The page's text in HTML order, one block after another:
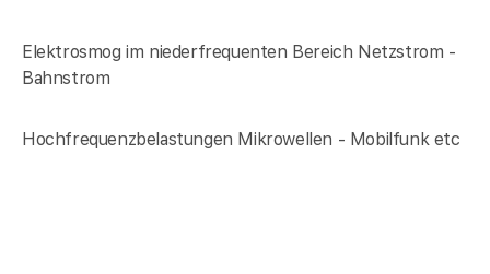
Elektrosmog im niederfrequenten Bereich Netzstrom -
Bahnstrom
Hochfrequenzbelastungen Mikrowellen - Mobilfunk etc